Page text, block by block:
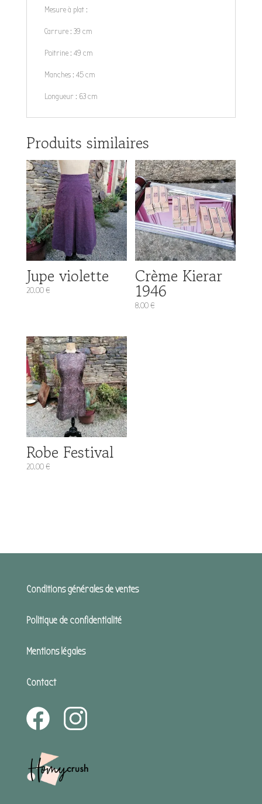
Mesure à plat :
Carrure : 39 cm
Poitrine : 49 cm
Manches : 45 cm
Longueur : 63 cm
Produits similaires
Jupe violette
20.00€
Crème Kierar
1946
8.00€
Robe Festival
20.00€
Conditions générales de ventes
Politique de confidentialité
Mentions légales
Contact